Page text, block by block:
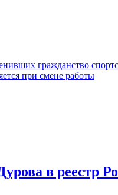
гражданство
при смене работы
в реестр